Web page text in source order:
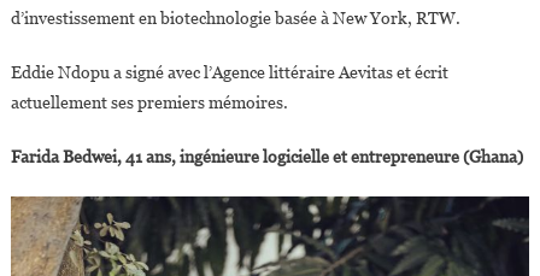
d’investissement en biotechnologie basée à New York, RTW.
Eddie Ndopu a signé avec l’Agence littéraire Aevitas et écrit
actuellement ses premiers mémoires.
Farida Bedwei, 41 ans, ingénieure logicielle et entrepreneure (Ghana)